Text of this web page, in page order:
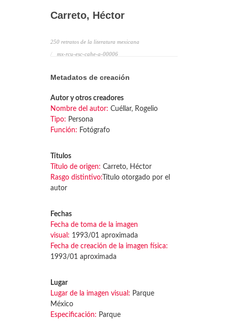
Carreto, Héctor
250 retratos de la literatura mexicana
mx-rcu-esc-cahe-a-00006
Metadatos de creación
Autor y otros creadores
Nombre del autor: Cuéllar, Rogelio
Tipo: Persona
Función: Fotógrafo
Títulos
Título de origen: Carreto, Héctor
Rasgo distintivo: Título otorgado por el
autor
Fechas
Fecha de toma de la imagen
visual: 1993/01 aproximada
Fecha de creación de la imagen física:
1993/01 aproximada
Lugar
Lugar de la imagen visual: Parque
México
Especificación: Parque